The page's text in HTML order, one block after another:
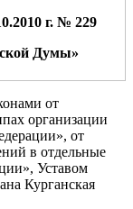
г. № 229
Думы»
от
организации
от
в отдельные
Уставом
Курганская